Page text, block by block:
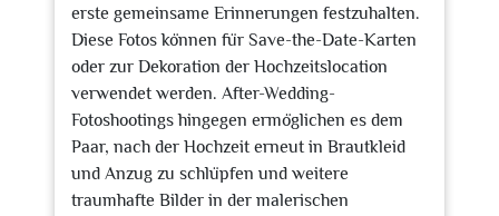
erste gemeinsame Erinnerungen festzuhalten.
Diese Fotos können für Save-the-Date-Karten
oder zur Dekoration der Hochzeitslocation
verwendet werden. After-Wedding-
Fotoshootings hingegen ermöglichen es dem
Paar, nach der Hochzeit erneut in Brautkleid
und Anzug zu schlüpfen und weitere
traumhafte Bilder in der malerischen